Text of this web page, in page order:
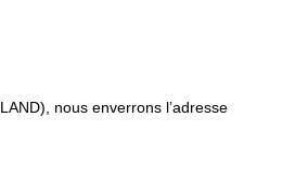
nous enverrons l’adresse